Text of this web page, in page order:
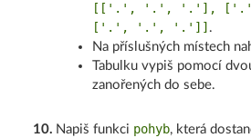
[['.', '.', '.'],
['.', '.', '.']] .
Na příslušných místech
Tabulku vypiš pomocí
zanořených do sebe.
10. Napiš funkci pohyb, která